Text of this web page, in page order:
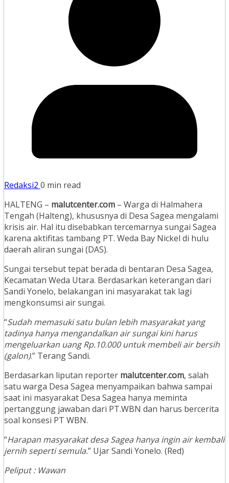
Redaksi2 0 min read
HALTENG – malutcenter.com – Warga di Halmahera
Tengah (Halteng), khususnya di Desa Sagea mengalami
krisis air. Hal itu disebabkan tercemarnya sungai Sagea
karena aktifitas tambang PT. Weda Bay Nickel di hulu
daerah aliran sungai (DAS).
Sungai tersebut tepat berada di bentaran Desa Sagea,
Kecamatan Weda Utara. Berdasarkan keterangan dari
Sandi Yonelo, belakangan ini masyarakat tak lagi
mengkonsumsi air sungai.
“Sudah memasuki satu bulan lebih masyarakat yang
tadinya hanya mengandalkan air sungai kini harus
mengeluarkan uang Rp.10.000 untuk membeli air bersih
(galon).” Terang Sandi.
Berdasarkan liputan reporter malutcenter.com, salah
satu warga Desa Sagea menyampaikan bahwa sampai
saat ini masyarakat Desa Sagea hanya meminta
pertanggung jawaban dari PT.WBN dan harus bercerita
soal konsesi PT WBN.
“Harapan masyarakat desa Sagea hanya ingin air kembali
jernih seperti semula.” Ujar Sandi Yonelo. (Red)
Peliput : Wawan